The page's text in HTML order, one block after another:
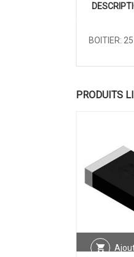
BOITIER:
PRODUITS